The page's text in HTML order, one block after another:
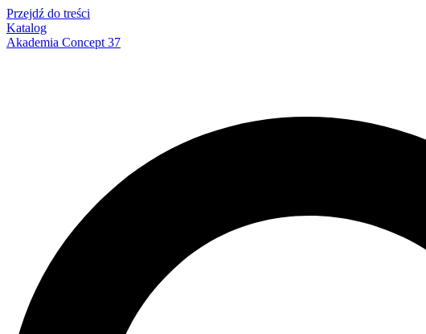
Przejdź do treści
Katalog
Akademia Concept 37